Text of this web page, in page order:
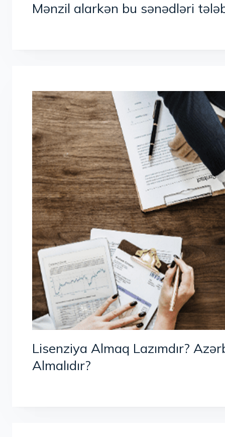
Mənzil alarkən bu sənədləri
Lisenziya Almaq Lazımdır?
Almalıdır?